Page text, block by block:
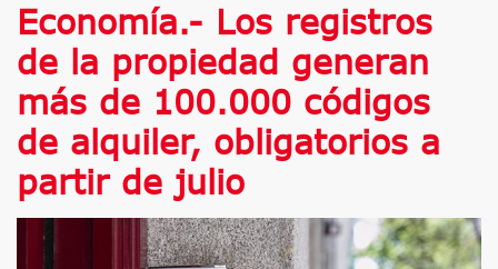
Economía.- Los registros
de la propiedad generan
más de 100.000 códigos
de alquiler, obligatorios a
partir de julio